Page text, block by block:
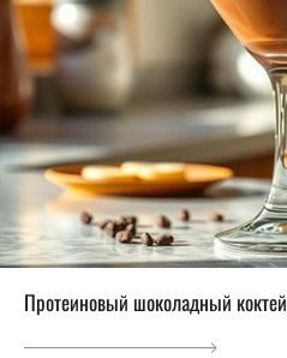
Протеиновый шоколадный